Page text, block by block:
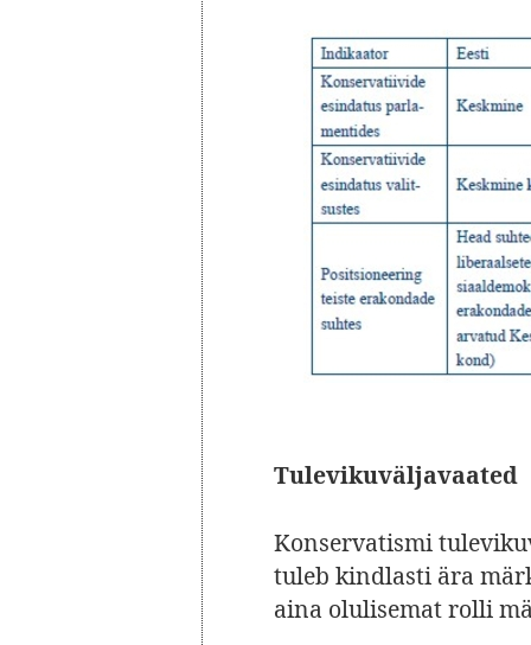
Tulevikuväljavaated
Konservatismi
tuleb kindlasti ära
aina olulisemat rolli